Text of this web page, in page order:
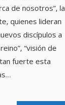
de nosotros”, la
quienes lideran
discípulos a
“visión de
fuerte esta